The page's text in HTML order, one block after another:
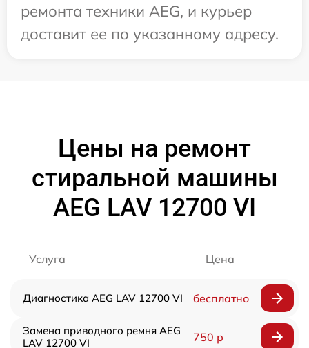
ремонта техники AEG, и курьер
доставит ее по указанному адресу.
Цены на ремонт
стиральной машины
AEG LAV 12700 VI
Услуга Цена
Диагностика AEG LAV 12700 VI бесплатно
Замена приводного ремня AEG
LAV 12700 VI
750 р